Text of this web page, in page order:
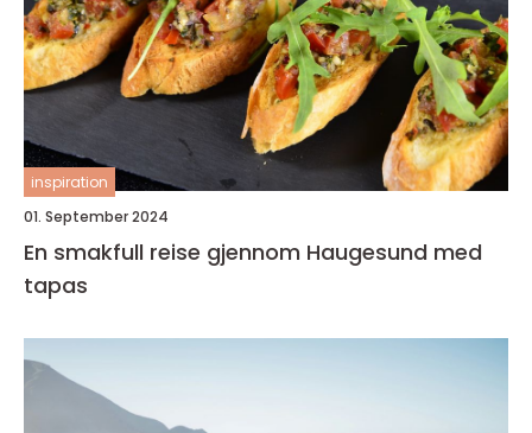
inspiration
01. September 2024
En smakfull reise gjennom Haugesund med
tapas